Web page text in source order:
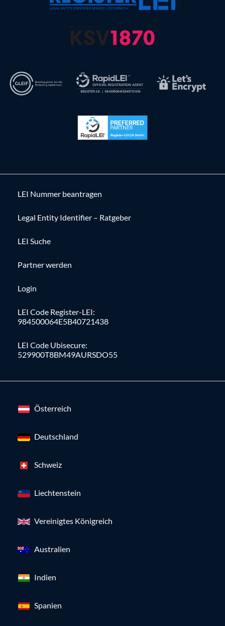
LEI Nummer beantragen
Legal Entity Identifier – Ratgeber
LEI Suche
Partner werden
Login
LEI Code Register-LEI:
984500064E5B40721438
LEI Code Ubisecure:
529900T8BM49AURSDO55
Österreich
Deutschland
Schweiz
Liechtenstein
Vereinigtes Königreich
Australien
Indien
Spanien